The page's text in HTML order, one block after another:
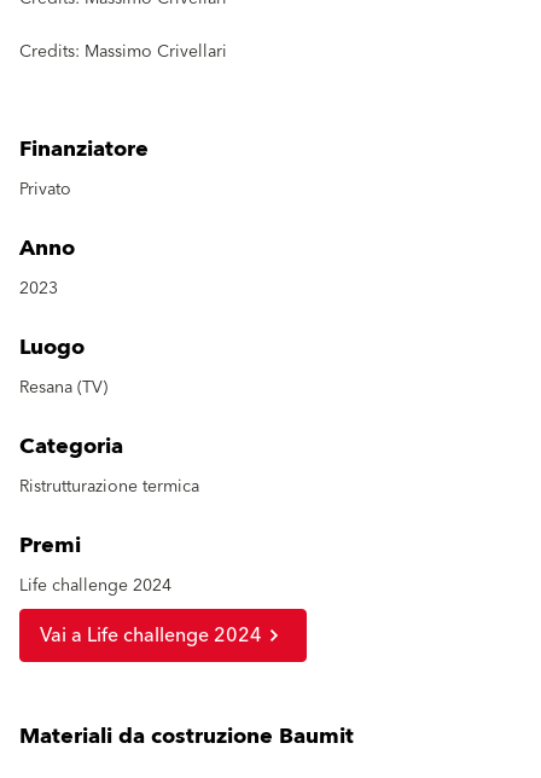
Credits: Massimo Crivellari
Finanziatore
Privato
Anno
2023
Luogo
Resana (TV)
Categoria
Ristrutturazione termica
Premi
Life challenge 2024
Vai a Life challenge 2024
Materiali da costruzione Baumit